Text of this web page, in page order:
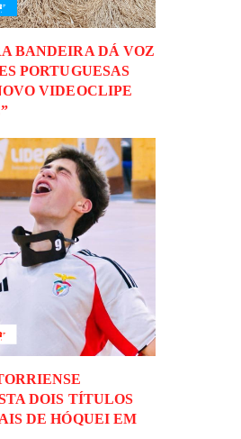
BANDEIRA DÁ VOZ
PORTUGUESAS
VIDEOCLIPE
DOIS TÍTULOS
DE HÓQUEI EM